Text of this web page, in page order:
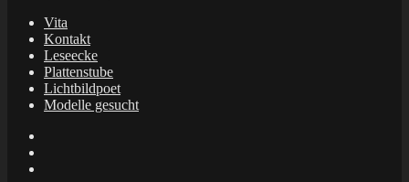
Vita
Kontakt
Leseecke
Plattenstube
Lichtbildpoet
Modelle gesucht